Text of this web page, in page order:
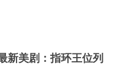
新美剧：指环王位列